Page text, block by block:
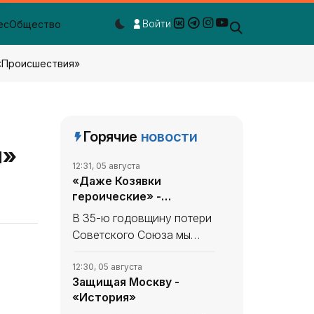
Общество
Dark mode toggle
Войти
Горячие новости
12:31, 05 августа
«Даже Козявки
героические» -
«История»
В 35-ю годовщину потери
Советского Союза мы
что уникального и
полезного сделано в
СССР. В минувшем
12:30, 05 августа
Защищая Москву -
«История»